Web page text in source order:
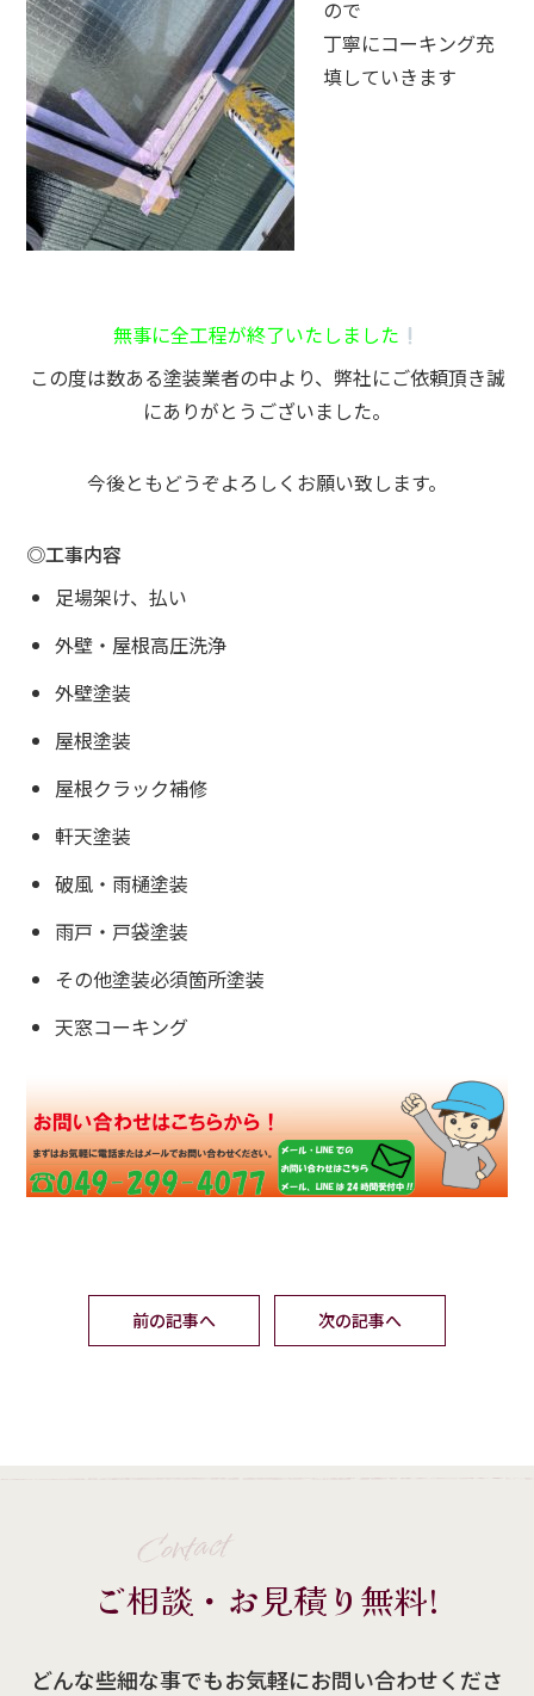
ので
丁寧にコーキング充
填していきます
無事に全工程が終了いたしました
この度は数ある塗装業者の中より、弊社にご依頼頂き誠
にありがとうございました。
今後ともどうぞよろしくお願い致します。
◎工事内容
足場架け、払い
外壁・屋根高圧洗浄
外壁塗装
屋根塗装
屋根クラック補修
軒天塗装
破風・雨樋塗装
雨戸・戸袋塗装
その他塗装必須箇所塗装
天窓コーキング
前の記事へ 次の記事へ
Contact
ご相談・お見積り無料!
どんな些細な事でもお気軽にお問い合わせくださ